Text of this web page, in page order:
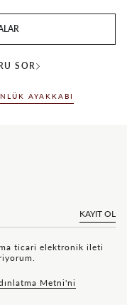
SOR
AYAKKABI
KAYIT OL
ticari elektronik ileti
Metni'ni